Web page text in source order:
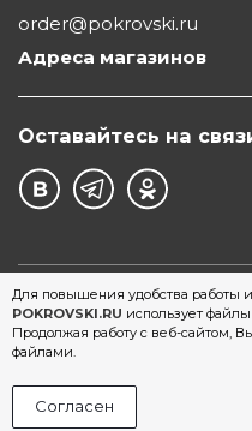
Для повышения удобства работы
POKROVSKI.RU использует файлы
Продолжая работу с веб-сайтом,
файлами.
Согласен
order@pokrovski.ru
Адреса магазинов
Оставайтесь на
©1997 - 2026
магазинов